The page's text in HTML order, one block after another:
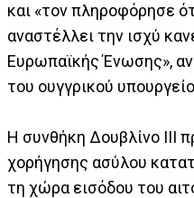
και «τον πληροφόρησε
αναστέλλει την ισχύ
Ευρωπαϊκής Ένωσης»,
του ουγγρικού
Η συνθήκη Δουβλίνο ΙΙΙ
χορήγησης ασύλου
τη χώρα εισόδου του